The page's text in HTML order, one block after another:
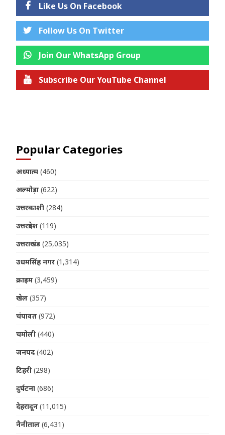
Like Us On Facebook
Follow Us On Twitter
Join Our WhatsApp Group
Subscribe Our YouTube Channel
Popular Categories
अध्यात्म (460)
अल्मोड़ा (622)
उत्तरकाशी (284)
उत्तरप्रदेश (119)
उत्तराखंड (25,035)
उधमसिंह नगर (1,314)
क्राइम (3,459)
खेल (357)
चंपावत (972)
चमोली (440)
जनपद (402)
टिहरी (298)
दुर्घटना (686)
देहरादून (11,015)
नैनीताल (6,431)